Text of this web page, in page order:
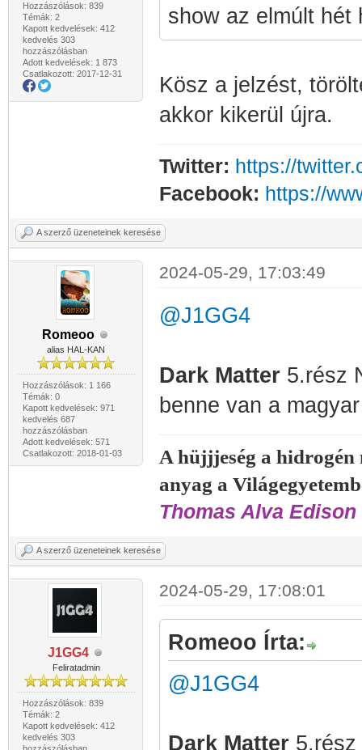
Hozzászólások: 839
Témák: 2
Kapott kedvelések: 412
kedvelés 303
hozzászólásban
Adott kedvelések: 1 873
Csatlakozott: 2017-12-31
show az elmúlt hét
Kösz a jelzést,
akkor kikerül újra.
Twitter: https://
Facebook: https://
A szerző üzeneteinek keresése
Romeoo
alias HAL-KAN
Hozzászólások: 1 166
Témák: 0
Kapott kedvelések: 971
kedvelés 687
hozzászólásban
Adott kedvelések: 571
Csatlakozott: 2018-01-03
2024-05-29, 17:03:49
@J1GG4
Dark Matter 5.rész
benne van a
A hüjjjeség a hidrogén
anyag a
Thomas Alva Edison
A szerző üzeneteinek keresése
J1GG4
Feliratadmin
Hozzászólások: 839
Témák: 2
Kapott kedvelések: 412
kedvelés 303
2024-05-29, 17:08:01
Romeoo Írta:
@J1GG4
Dark Matter